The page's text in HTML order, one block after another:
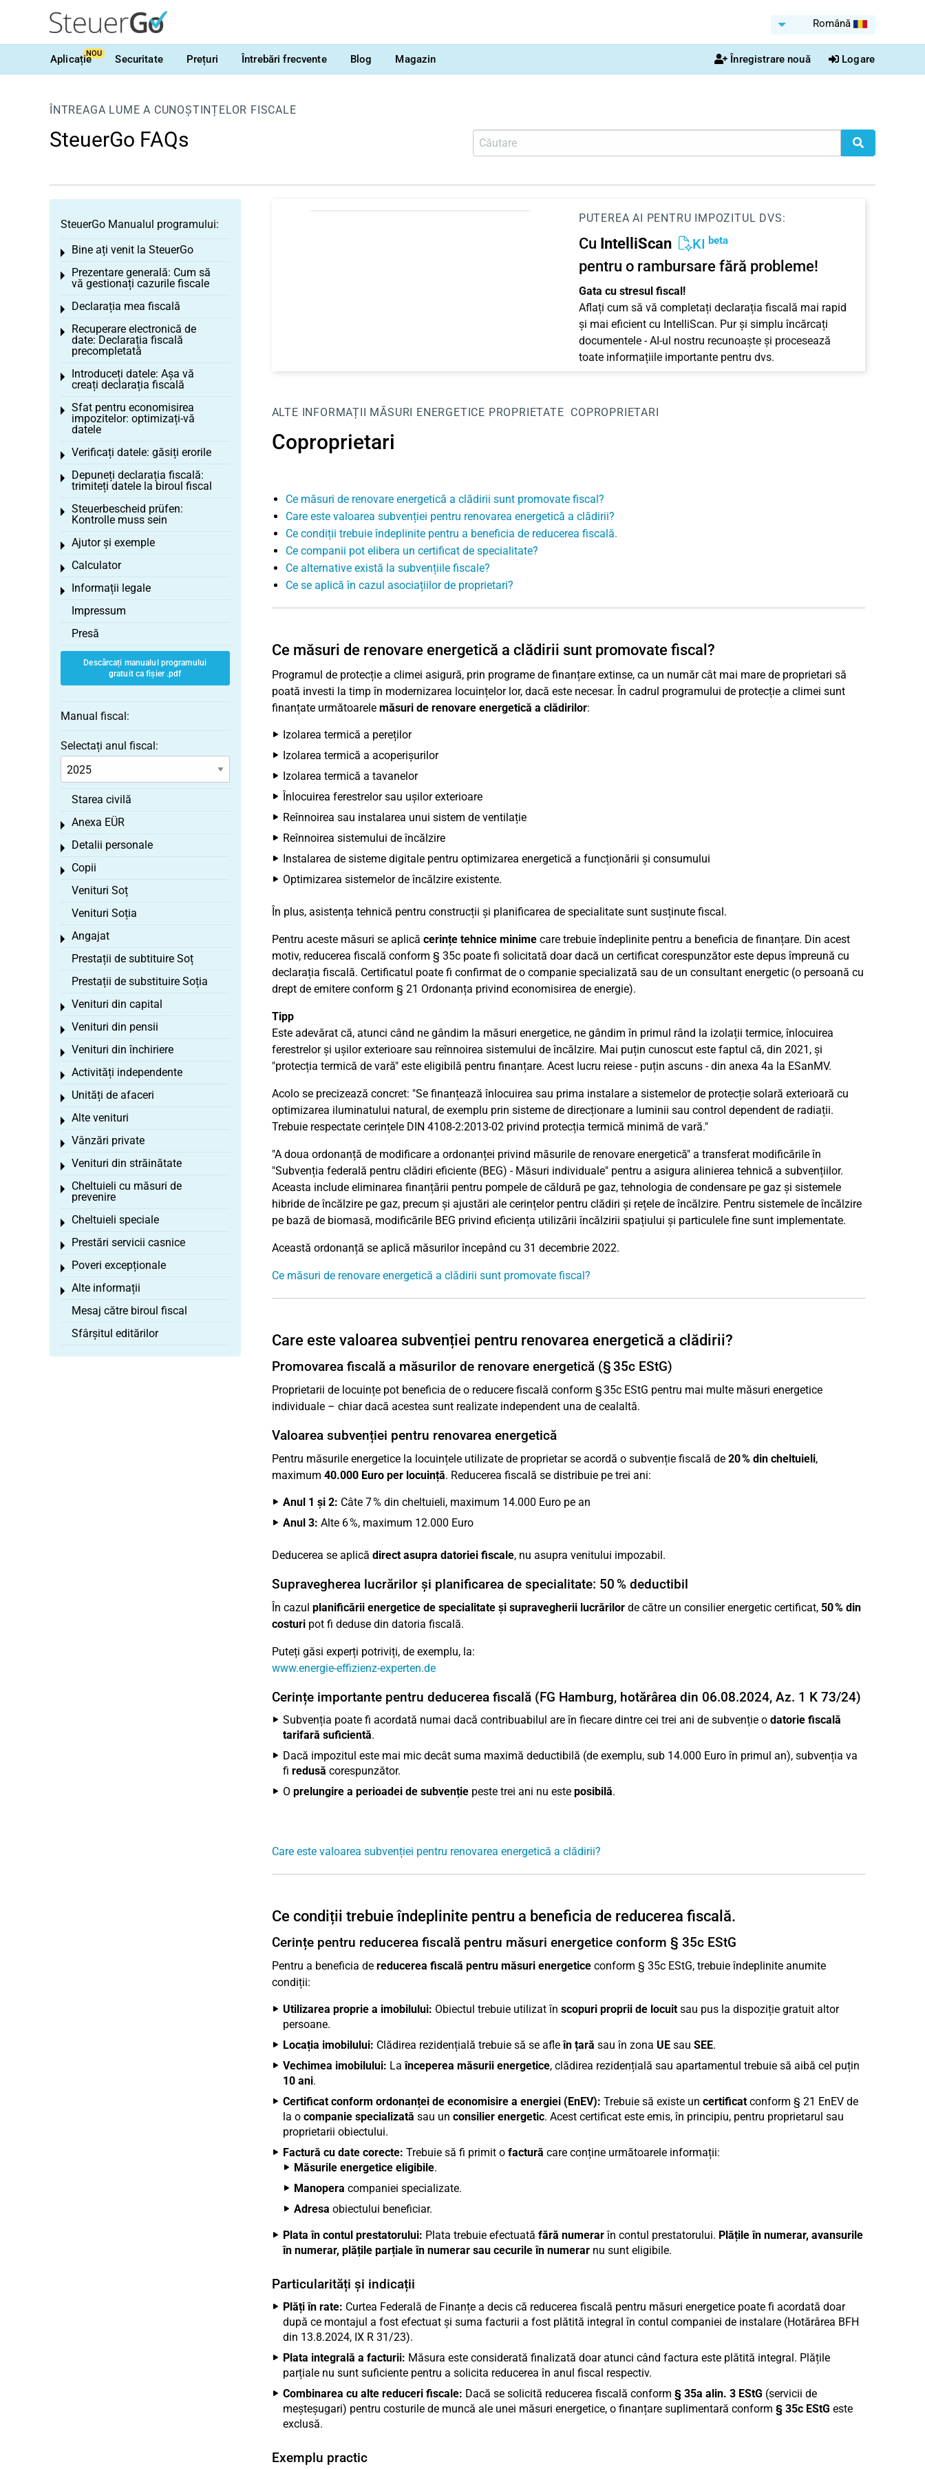
Română
AplicațieNOU Securitate Prețuri Întrebări frecvente Blog Magazin Înregistrare nouă Logare
ÎNTREAGA LUME A CUNOȘTINȚELOR FISCALE
SteuerGo FAQs
PUTEREA AI PENTRU IMPOZITUL DVS:
Cu IntelliScan KI beta
pentru o rambursare fără probleme!
Gata cu stresul fiscal!
Aflați cum să vă completați declarația fiscală mai rapid
și mai eficient cu IntelliScan. Pur și simplu încărcați
documentele - AI-ul nostru recunoaște și procesează
toate informațiile importante pentru dvs.
ALTE INFORMAȚII MĂSURI ENERGETICE PROPRIETATE COPROPRIETARI
Coproprietari
Ce măsuri de renovare energetică a clădirii sunt promovate fiscal?
Care este valoarea subvenției pentru renovarea energetică a clădirii?
Ce condiții trebuie îndeplinite pentru a beneficia de reducerea fiscală.
Ce companii pot elibera un certificat de specialitate?
Ce alternative există la subvențiile fiscale?
Ce se aplică în cazul asociațiilor de proprietari?
Ce măsuri de renovare energetică a clădirii sunt promovate fiscal?
Programul de protecție a climei asigură, prin programe de finanțare extinse, ca un număr cât mai mare de proprietari să
poată investi la timp în modernizarea locuințelor lor, dacă este necesar. În cadrul programului de protecție a climei sunt
finanțate următoarele măsuri de renovare energetică a clădirilor:
Izolarea termică a pereților
Izolarea termică a acoperișurilor
Izolarea termică a tavanelor
Înlocuirea ferestrelor sau ușilor exterioare
Reînnoirea sau instalarea unui sistem de ventilație
Reînnoirea sistemului de încălzire
Instalarea de sisteme digitale pentru optimizarea energetică a funcționării și consumului
Optimizarea sistemelor de încălzire existente.
În plus, asistența tehnică pentru construcții și planificarea de specialitate sunt susținute fiscal.
Pentru aceste măsuri se aplică cerințe tehnice minimecare trebuie îndeplinite pentru a beneficia de finanțare. Din acest
motiv, reducerea fiscală conform § 35c poate fi solicitată doar dacă un certificat corespunzător este depus împreună cu
declarația fiscală. Certificatul poate fi confirmat de o companie specializată sau de un consultant energetic (o persoană cu
drept de emitere conform § 21 Ordonanța privind economisirea de energie).
Tipp
Este adevărat că, atunci când ne gândim la măsuri energetice, ne gândim în primul rând la izolații termice, înlocuirea
ferestrelor și ușilor exterioare sau reînnoirea sistemului de încălzire. Mai puțin cunoscut este faptul că, din 2021, și
"protecția termică de vară" este eligibilă pentru finanțare. Acest lucru reiese - puțin ascuns - din anexa 4a la ESanMV.
Acolo se precizează concret: "Se finanțează înlocuirea sau prima instalare a sistemelor de protecție solară exterioară cu
optimizarea iluminatului natural, de exemplu prin sisteme de direcționare a luminii sau control dependent de radiații.
Trebuie respectate cerințele DIN 4108-2:2013-02 privind protecția termică minimă de vară."
"A doua ordonanță de modificare a ordonanței privind măsurile de renovare energetică" a transferat modificările în
"Subvenția federală pentru clădiri eficiente (BEG) - Măsuri individuale" pentru a asigura alinierea tehnică a subvențiilor.
Aceasta include eliminarea finanțării pentru pompele de căldură pe gaz, tehnologia de condensare pe gaz și sistemele
hibride de încălzire pe gaz, precum și ajustări ale cerințelor pentru clădiri și rețele de încălzire. Pentru sistemele de încălzire
pe bază de biomasă, modificările BEG privind eficiența utilizării încălzirii spațiului și particulele fine sunt implementate.
Această ordonanță se aplică măsurilor începând cu 31 decembrie 2022.
Ce măsuri de renovare energetică a clădirii sunt promovate fiscal?
Care este valoarea subvenției pentru renovarea energetică a clădirii?
Promovarea fiscală a măsurilor de renovare energetică (§ 35c EStG)
Proprietarii de locuințe pot beneficia de o reducere fiscală conform § 35c EStG pentru mai multe măsuri energetice
individuale – chiar dacă acestea sunt realizate independent una de cealaltă.
Valoarea subvenției pentru renovarea energetică
Pentru măsurile energetice la locuințele utilizate de proprietar se acordă o subvenție fiscală de 20 % din cheltuieli,
maximum 40.000 Euro per locuință. Reducerea fiscală se distribuie pe trei ani:
Anul 1 și 2: Câte 7 % din cheltuieli, maximum 14.000 Euro pe an
Anul 3: Alte 6 %, maximum 12.000 Euro
Deducerea se aplică direct asupra datoriei fiscale, nu asupra venitului impozabil.
Supravegherea lucrărilor și planificarea de specialitate: 50 % deductibil
În cazul planificării energetice de specialitate și supravegherii lucrărilorde către un consilier energetic certificat, 50 % din
costuripot fi deduse din datoria fiscală.
Puteți găsi experți potriviți, de exemplu, la:
www.energie-effizienz-experten.de
Cerințe importante pentru deducerea fiscală (FG Hamburg, hotărârea din 06.08.2024, Az. 1 K 73/24)
Subvenția poate fi acordată numai dacă contribuabilul are în fiecare dintre cei trei ani de subvenție o datorie fiscală
tarifară suficientă.
Dacă impozitul este mai mic decât suma maximă deductibilă (de exemplu, sub 14.000 Euro în primul an), subvenția va
fi redusă corespunzător.
O prelungire a perioadei de subvențiepeste trei ani nu este posibilă.
Care este valoarea subvenției pentru renovarea energetică a clădirii?
Ce condiții trebuie îndeplinite pentru a beneficia de reducerea fiscală.
Cerințe pentru reducerea fiscală pentru măsuri energetice conform § 35c EStG
Pentru a beneficia de reducerea fiscală pentru măsuri energeticeconform § 35c EStG, trebuie îndeplinite anumite
condiții:
Utilizarea proprie a imobilului: Obiectul trebuie utilizat în scopuri proprii de locuitsau pus la dispoziție gratuit altor
persoane.
Locația imobilului: Clădirea rezidențială trebuie să se afleîn țară sau în zona UEsau SEE.
Vechimea imobilului: Laînceperea măsurii energetice, clădirea rezidențială sau apartamentul trebuie să aibă cel puțin
10 ani.
Certificat conform ordonanței de economisire a energiei (EnEV): Trebuie să existe un certificatconform § 21 EnEV de
la o companie specializată sau un consilier energetic. Acest certificat este emis, în principiu, pentru proprietarul sau
proprietarii obiectului.
Factură cu date corecte: Trebuie să fi primit o factură care conține următoarele informații:
Măsurile energetice eligibile.
Manopera companiei specializate.
Adresa obiectului beneficiar.
Plata în contul prestatorului: Plata trebuie efectuată fără numerarîn contul prestatorului. Plățile în numerar, avansurile
în numerar, plățile parțiale în numerar sau cecurile în numerarnu sunt eligibile.
Particularități și indicații
Plăți în rate: Curtea Federală de Finanțe a decis că reducerea fiscală pentru măsuri energetice poate fi acordată doar
după ce montajul a fost efectuat și suma facturii a fost plătită integral în contul companiei de instalare (Hotărârea BFH
din 13.8.2024, IX R 31/23).
Plata integrală a facturii: Măsura este considerată finalizată doar atunci când factura este plătită integral. Plățile
parțiale nu sunt suficiente pentru a solicita reducerea în anul fiscal respectiv.
Combinarea cu alte reduceri fiscale: Dacă se solicită reducerea fiscală conform § 35a alin. 3 EStG (servicii de
meșteșugari) pentru costurile de muncă ale unei măsuri energetice, o finanțare suplimentară conform § 35c EStG este
exclusă.
Exemplu practic
SteuerGo Manualul programului:
Bine ați venit la SteuerGo
Toggle menu
Prezentare generală: Cum să
vă gestionați cazurile fiscale
Toggle menu
Declarația mea fiscală
Toggle menu
Recuperare electronică de
date: Declarația fiscală
precompletată
Toggle menu
Introduceți datele: Așa vă
creați declarația fiscală
Toggle menu
Sfat pentru economisirea
impozitelor: optimizați-vă
datele
Toggle menu
Verificați datele: găsiți erorile
Toggle menu
Depuneți declarația fiscală:
trimiteți datele la biroul fiscal
Toggle menu
Steuerbescheid prüfen:
Kontrolle muss sein
Toggle menu
Ajutor și exemple
Toggle menu
Calculator
Toggle menu
Informații legale
Toggle menu
Impressum
Presă
Descărcați manualul programului
gratuit ca fișier .pdf
Manual fiscal:
Selectați anul fiscal:
Starea civilă
Anexa EÜR
Toggle menu
Detalii personale
Toggle menu
Copii
Toggle menu
Venituri Soț
Venituri Soția
Angajat
Toggle menu
Prestații de subtituire Soț
Prestații de substituire Soția
Venituri din capital
Toggle menu
Venituri din pensii
Toggle menu
Venituri din închiriere
Toggle menu
Activități independente
Toggle menu
Unități de afaceri
Toggle menu
Alte venituri
Toggle menu
Vânzări private
Toggle menu
Venituri din străinătate
Toggle menu
Cheltuieli cu măsuri de
prevenire
Toggle menu
Cheltuieli speciale
Toggle menu
Prestări servicii casnice
Toggle menu
Poveri excepționale
Toggle menu
Alte informații
Toggle menu
Mesaj către biroul fiscal
Sfârșitul editărilor